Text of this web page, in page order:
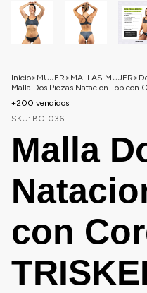
Inicio> MUJER > MALLAS MUJER >
Malla Dos Piezas Natacion Top con
+200 vendidos
SKU: BC-036
Malla
con